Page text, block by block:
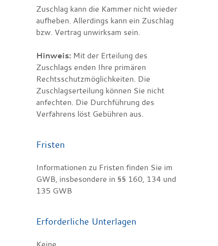
Zuschlag kann die Kammer nicht wieder
aufheben. Allerdings kann ein Zuschlag
bzw. Vertrag unwirksam sein.
Hinweis: Mit der Erteilung des
Zuschlags enden Ihre primären
Rechtsschutzmöglichkeiten. Die
Zuschlagserteilung können Sie nicht
anfechten. Die Durchführung des
Verfahrens löst Gebühren aus.
Fristen
Informationen zu Fristen finden Sie im
GWB, insbesondere in §§ 160, 134 und
135 GWB
Erforderliche Unterlagen
Keine